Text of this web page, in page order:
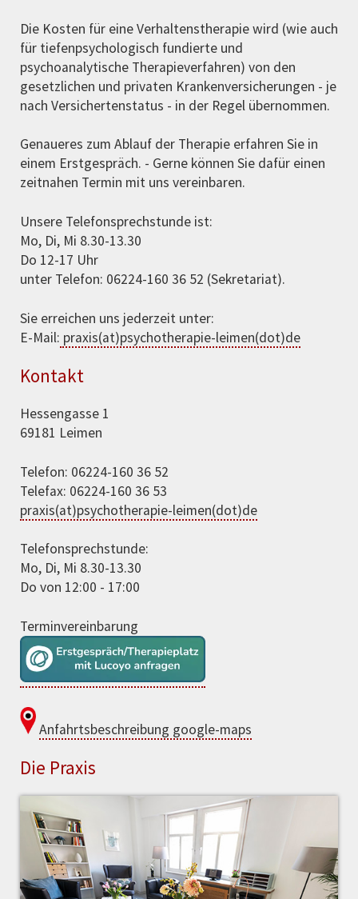
Die Kosten für eine Verhaltenstherapie wird (wie auch
für tiefenpsychologisch fundierte und
psychoanalytische Therapieverfahren) von den
gesetzlichen und privaten Krankenversicherungen - je
nach Versichertenstatus - in der Regel übernommen.
Genaueres zum Ablauf der Therapie erfahren Sie in
einem Erstgespräch. - Gerne können Sie dafür einen
zeitnahen Termin mit uns vereinbaren.
Unsere Telefonsprechstunde ist:
Mo, Di, Mi 8.30-13.30
Do 12-17 Uhr
unter Telefon: 06224-160 36 52 (Sekretariat).
Sie erreichen uns jederzeit unter:
E-Mail: praxis(at)psychotherapie-leimen(dot)de
Kontakt
Hessengasse 1
69181 Leimen
Telefon: 06224-160 36 52
Telefax: 06224-160 36 53
praxis(at)psychotherapie-leimen(dot)de
Telefonsprechstunde:
Mo, Di, Mi 8.30-13.30
Do von 12:00 - 17:00
Terminvereinbarung
Anfahrtsbeschreibung google-maps
Die Praxis